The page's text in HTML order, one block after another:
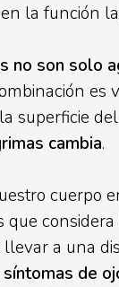
la función
no son solo
superficie
cambia.
cuerpo
a una
síntomas de